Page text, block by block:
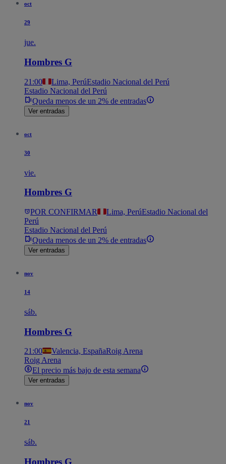
oct
29
jue.
Hombres G
21:00 Lima, PerúEstadio Nacional del Perú
Estadio Nacional del Perú
Queda menos de un 2% de entradas
Ver entradas
oct
30
vie.
Hombres G
POR CONFIRMAR Lima, PerúEstadio Nacional del
Perú
Estadio Nacional del Perú
Queda menos de un 2% de entradas
Ver entradas
nov
14
sáb.
Hombres G
21:00 Valencia, EspañaRoig Arena
Roig Arena
El precio más bajo de esta semana
Ver entradas
nov
21
sáb.
Hombres G